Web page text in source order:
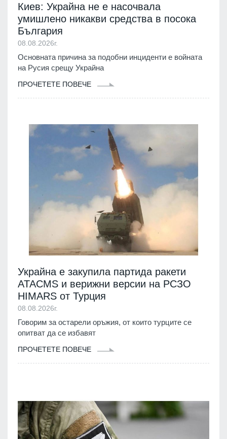
Киев: Украйна не е насочвала
умишлено никакви средства в посока
България
08.08.2026г.
Основната причина за подобни инциденти е войната
на Русия срещу Украйна
ПРОЧЕТЕТЕ ПОВЕЧЕ
Украйна е закупила партида ракети
ATACMS и верижни версии на РСЗО
HIMARS от Турция
08.08.2026г.
Говорим за остарели оръжия, от които турците се
опитват да се избавят
ПРОЧЕТЕТЕ ПОВЕЧЕ